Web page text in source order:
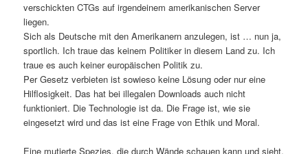
verschickten CTGs auf irgendeinem amerikanischen Server
liegen.
Sich als Deutsche mit den Amerikanern anzulegen, ist … nun ja,
sportlich. Ich traue das keinem Politiker in diesem Land zu. Ich
traue es auch keiner europäischen Politik zu.
Per Gesetz verbieten ist sowieso keine Lösung oder nur eine
Hilflosigkeit. Das hat bei illegalen Downloads auch nicht
funktioniert. Die Technologie ist da. Die Frage ist, wie sie
eingesetzt wird und das ist eine Frage von Ethik und Moral.
Eine mutierte Spezies, die durch Wände schauen kann und sieht,